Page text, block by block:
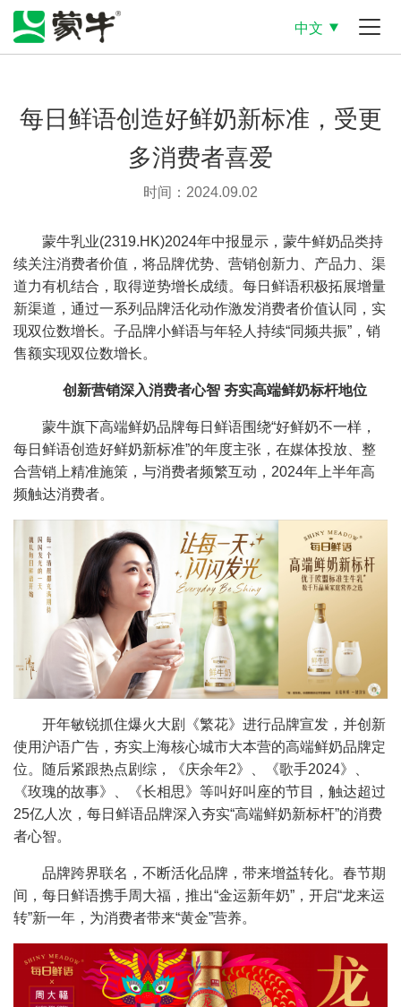
中文
每日鲜语创造好鲜奶新标准，受更
多消费者喜爱
时间：2024.09.02
蒙牛乳业(2319.HK)2024年中报显示，蒙牛鲜奶品类持
续关注消费者价值，将品牌优势、营销创新力、产品力、渠
道力有机结合，取得逆势增长成绩。每日鲜语积极拓展增量
新渠道，通过一系列品牌活化动作激发消费者价值认同，实
现双位数增长。子品牌小鲜语与年轻人持续“同频共振”，销
售额实现双位数增长。
创新营销深入消费者心智 夯实高端鲜奶标杆地位
蒙牛旗下高端鲜奶品牌每日鲜语围绕“好鲜奶不一样，
每日鲜语创造好鲜奶新标准”的年度主张，在媒体投放、整
合营销上精准施策，与消费者频繁互动，2024年上半年高
频触达消费者。
开年敏锐抓住爆火大剧《繁花》进行品牌宣发，并创新
使用沪语广告，夯实上海核心城市大本营的高端鲜奶品牌定
位。随后紧跟热点剧综，《庆余年2》、《歌手2024》、
《玫瑰的故事》、《长相思》等叫好叫座的节目，触达超过
25亿人次，每日鲜语品牌深入夯实“高端鲜奶新标杆”的消费
者心智。
品牌跨界联名，不断活化品牌，带来增益转化。春节期
间，每日鲜语携手周大福，推出“金运新年奶”，开启“龙来运
转”新一年，为消费者带来“黄金”营养。